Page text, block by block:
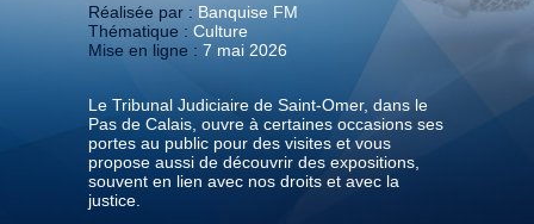
Réalisée par : Banquise FM
Thématique : Culture
Mise en ligne : 7 mai 2026
Le Tribunal Judiciaire de Saint-Omer, dans le
Pas de Calais, ouvre à certaines occasions ses
portes au public pour des visites et vous
propose aussi de découvrir des expositions,
souvent en lien avec nos droits et avec la
justice.